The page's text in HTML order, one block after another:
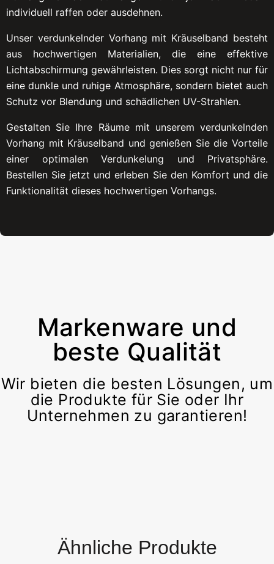
individuell raffen oder ausdehnen.
Unser verdunkelnder Vorhang mit Kräuselband besteht
aus hochwertigen Materialien, die eine effektive
Lichtabschirmung gewährleisten. Dies sorgt nicht nur für
eine dunkle und ruhige Atmosphäre, sondern bietet auch
Schutz vor Blendung und schädlichen UV-Strahlen.
Gestalten Sie Ihre Räume mit unserem verdunkelnden
Vorhang mit Kräuselband und genießen Sie die Vorteile
einer optimalen Verdunkelung und Privatsphäre.
Bestellen Sie jetzt und erleben Sie den Komfort und die
Funktionalität dieses hochwertigen Vorhangs.
Markenware und
beste Qualität
Wir bieten die besten Lösungen, um
die Produkte für Sie oder Ihr
Unternehmen zu garantieren!
Ähnliche Produkte